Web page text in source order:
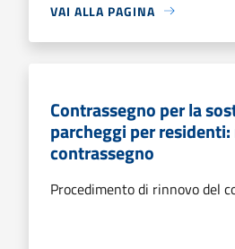
VAI ALLA PAGINA
Contrassegno per la
parcheggi per
contrassegno
Procedimento di rinnovo del